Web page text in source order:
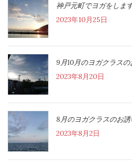
神戸元町でヨガをしま
2023年10月25日
9月10月のヨガクラスの
2023年8月20日
8月のヨガクラスのお誘
2023年8月2日